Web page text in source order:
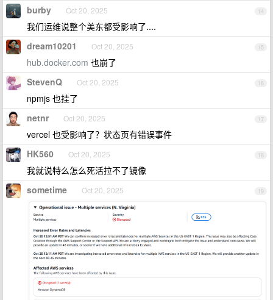
14
burby Oct 20, 2025
我们运维说整个美东都受影响了....
15
dream10201 Oct 20, 2025
hub.docker.com 也崩了
16
StevenQ Oct 20, 2025
npmjs 也挂了
17
netnr Oct 20, 2025
vercel 也受影响了？状态页有错误事件
18
HK560 Oct 20, 2025
我就说特么怎么死活拉不了镜像
19
sometime Oct 20, 2025